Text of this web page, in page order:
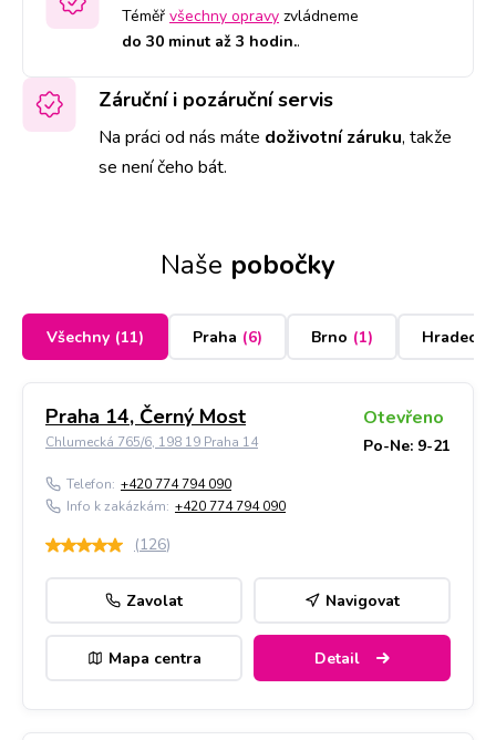
Téměř všechny opravy zvládneme
do 30 minut až 3 hodin..
Záruční i pozáruční servis
Na práci od nás máte doživotní záruku, takže
se není čeho bát.
Naše pobočky
Všechny (11) Praha (6) Brno (1) Hradec
Praha 14, Černý Most
Chlumecká 765/6, 198 19 Praha 14
Otevřeno
Po-Ne: 9-21
Telefon: +420 774 794 090
Info k zakázkám: +420 774 794 090
(126)
Zavolat Navigovat
Mapa centra Detail